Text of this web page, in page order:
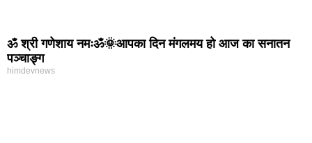
ॐ श्री गणेशाय नमःॐ🌞आपका दिन मंगलमय हो आज का सनातन
पञ्चाङ्ग
himdevnews